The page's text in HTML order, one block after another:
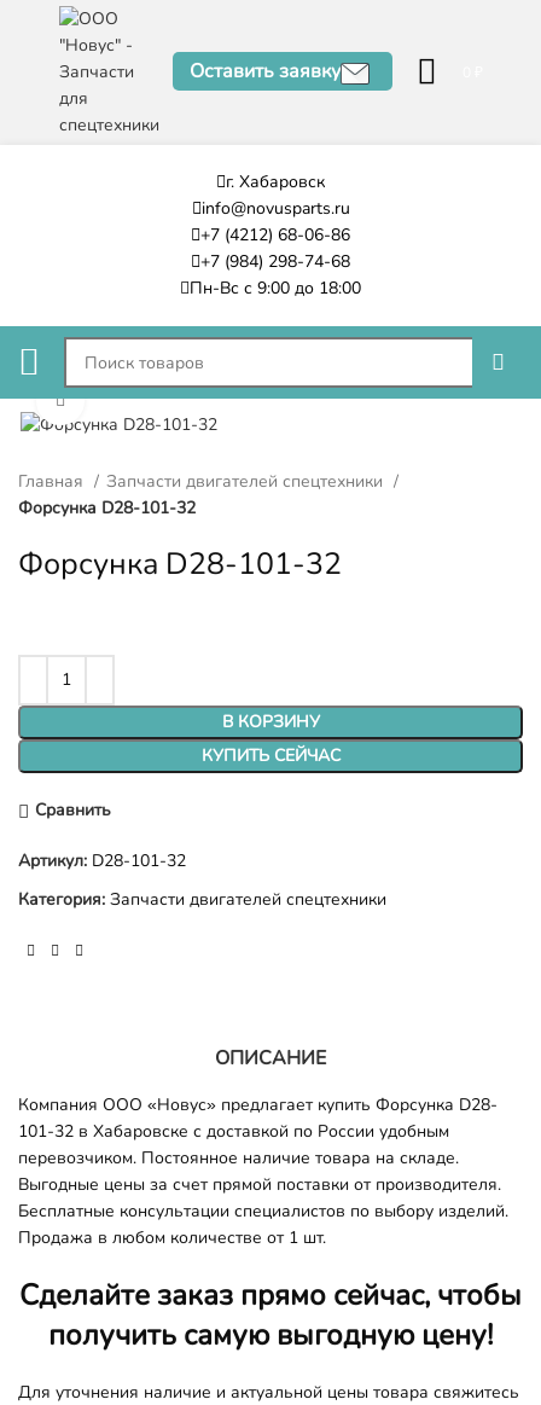
Оставить заявку
г. Хабаровск
info@novusparts.ru
+7 (4212) 68-06-86
+7 (984) 298-74-68
Пн-Вс с 9:00 до 18:00
Нажмите, чтобы увеличить
Главная
Запчасти двигателей спецтехники
Форсунка D28-101-32
Форсунка D28-101-32
В КОРЗИНУ
КУПИТЬ СЕЙЧАС
Сравнить
Артикул: D28-101-32
Категория: Запчасти двигателей спецтехники
ОПИСАНИЕ
Компания ООО «Новус» предлагает купить Форсунка D28-
101-32 в Хабаровске с доставкой по России удобным
перевозчиком. Постоянное наличие товара на складе.
Выгодные цены за счет прямой поставки от производителя.
Бесплатные консультации специалистов по выбору изделий.
Продажа в любом количестве от 1 шт.
Сделайте заказ прямо сейчас, чтобы
получить самую выгодную цену!
Для уточнения наличие и актуальной цены товара свяжитесь